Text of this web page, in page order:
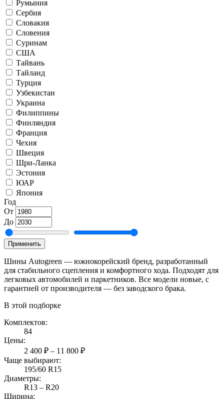
Румыния
Сербия
Словакия
Словения
Суринам
США
Тайвань
Тайланд
Турция
Узбекистан
Украина
Филиппины
Финляндия
Франция
Чехия
Швеция
Шри-Ланка
Эстония
ЮАР
Япония
Год
От
До
Применить
Шины Autogreen — южнокорейский бренд, разработанный
для стабильного сцепления и комфортного хода. Подходят для
легковых автомобилей и паркетников. Все модели новые, с
гарантией от производителя — без заводского брака.
В этой подборке
Комплектов:
84
Цены:
2 400 ₽ – 11 800 ₽
Чаще выбирают:
195/60 R15
Диаметры:
R13 – R20
Ширина: